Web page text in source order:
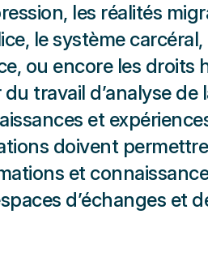
les réalités
le système
ou encore les droits
travail d’analyse de
et
doivent
et
d’échanges et